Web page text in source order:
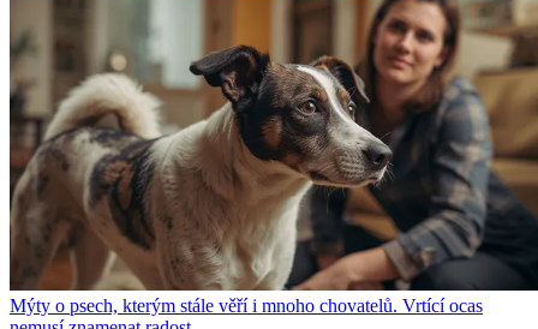
Mýty o psech, kterým stále věří i mnoho chovatelů. Vrtící ocas